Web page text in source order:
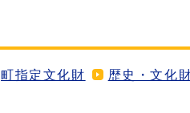
町指定文化財 歴史・文化